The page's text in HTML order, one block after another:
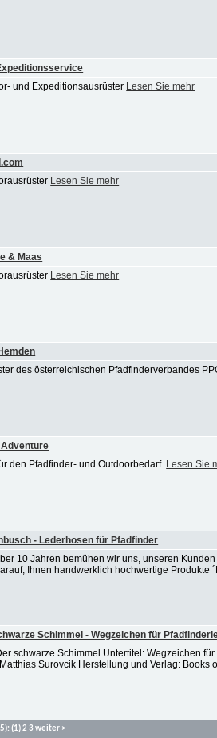
und Expeditionsausrüster Lesen Sie mehr
Lesen Sie mehr
& Maas
Lesen Sie mehr
des österreichischen Pfadfinderverbandes
den Pfadfinder- und Outdoorbedarf. Lesen Sie
- Lederhosen für Pfadfinder
10 Jahren bemühen wir uns, unseren
Ihnen handwerklich hochwertige Produkte
Schimmel - Wegzeichen für
schwarze Schimmel Untertitel: Wegzeichen
Surovcik Herstellung und Verlag: Books
(1) 2 3 weiter >